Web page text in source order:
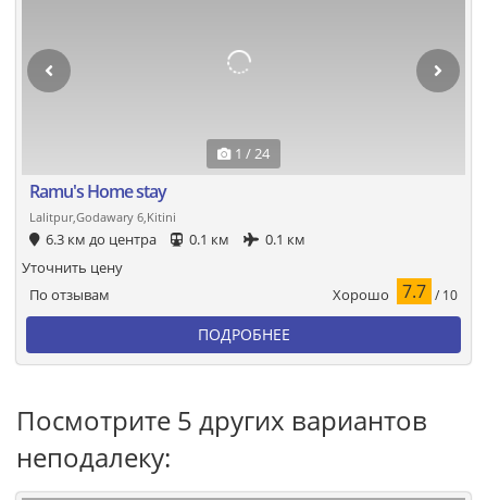
1 / 24
Ramu's Home stay
Lalitpur,Godawary 6,Kitini
6.3 км до центра 0.1 км 0.1 км
По отзывам Хорошо 7.7 / 10
Уточнить цену
ПОДРОБНЕЕ
Посмотрите 5 других вариантов
неподалеку: